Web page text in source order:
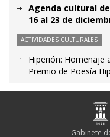
Agenda cultural
16 al 23 de
ACTIVIDADES CULTURALES
Hiperión: Homenaje
Premio de Poesía
Gabinete